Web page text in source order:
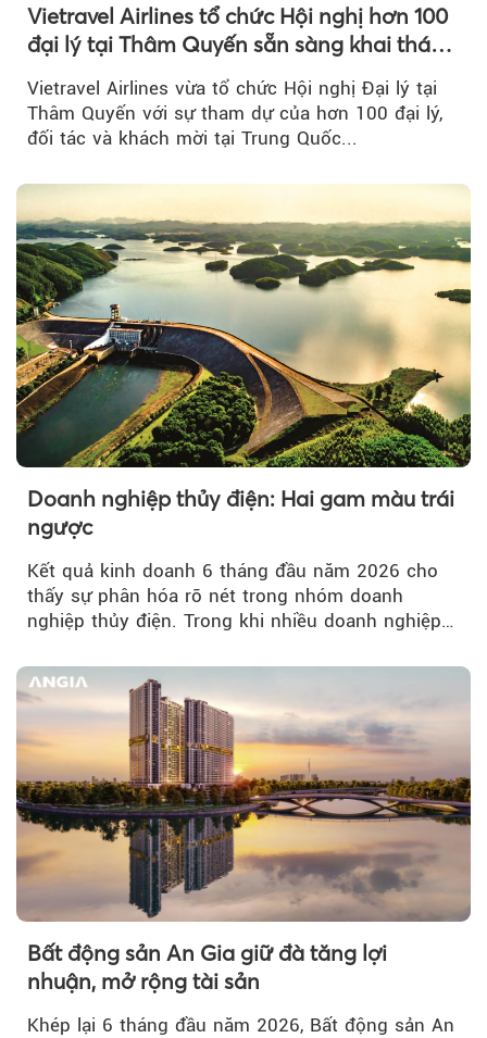
Vietravel Airlines tổ chức Hội nghị hơn 100
đại lý tại Thâm Quyến sẵn sàng khai thác
đường bay thẳng TP.HCM - Thâm Quyến
Vietravel Airlines vừa tổ chức Hội nghị Đại lý tại
Thâm Quyến với sự tham dự của hơn 100 đại lý,
đối tác và khách mời tại Trung Quốc...
Doanh nghiệp thủy điện: Hai gam màu trái
ngược
Kết quả kinh doanh 6 tháng đầu năm 2026 cho
thấy sự phân hóa rõ nét trong nhóm doanh
nghiệp thủy điện. Trong khi nhiều doanh nghiệp
Bất động sản An Gia giữ đà tăng lợi
nhuận, mở rộng tài sản
Khép lại 6 tháng đầu năm 2026, Bất động sản An